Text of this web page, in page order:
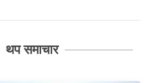
थप समाचार